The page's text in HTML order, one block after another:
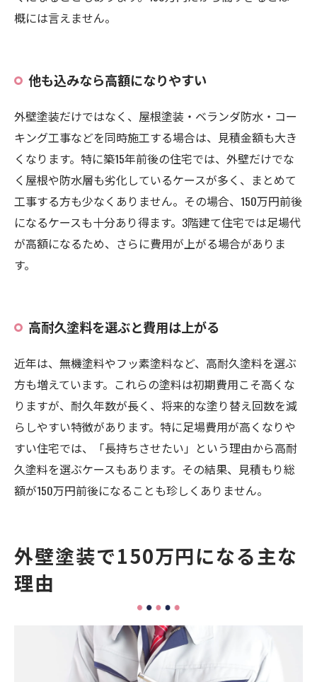
概には言えません。
他も込みなら高額になりやすい
外壁塗装だけではなく、屋根塗装・ベランダ防水・コー
キング工事などを同時施工する場合は、見積金額も大き
くなります。特に築15年前後の住宅では、外壁だけでな
く屋根や防水層も劣化しているケースが多く、まとめて
工事する方も少なくありません。その場合、150万円前後
になるケースも十分あり得ます。3階建て住宅では足場代
が高額になるため、さらに費用が上がる場合がありま
す。
高耐久塗料を選ぶと費用は上がる
近年は、無機塗料やフッ素塗料など、高耐久塗料を選ぶ
方も増えています。これらの塗料は初期費用こそ高くな
りますが、耐久年数が長く、将来的な塗り替え回数を減
らしやすい特徴があります。特に足場費用が高くなりや
すい住宅では、「長持ちさせたい」という理由から高耐
久塗料を選ぶケースもあります。その結果、見積もり総
額が150万円前後になることも珍しくありません。
外壁塗装で150万円になる主な
理由